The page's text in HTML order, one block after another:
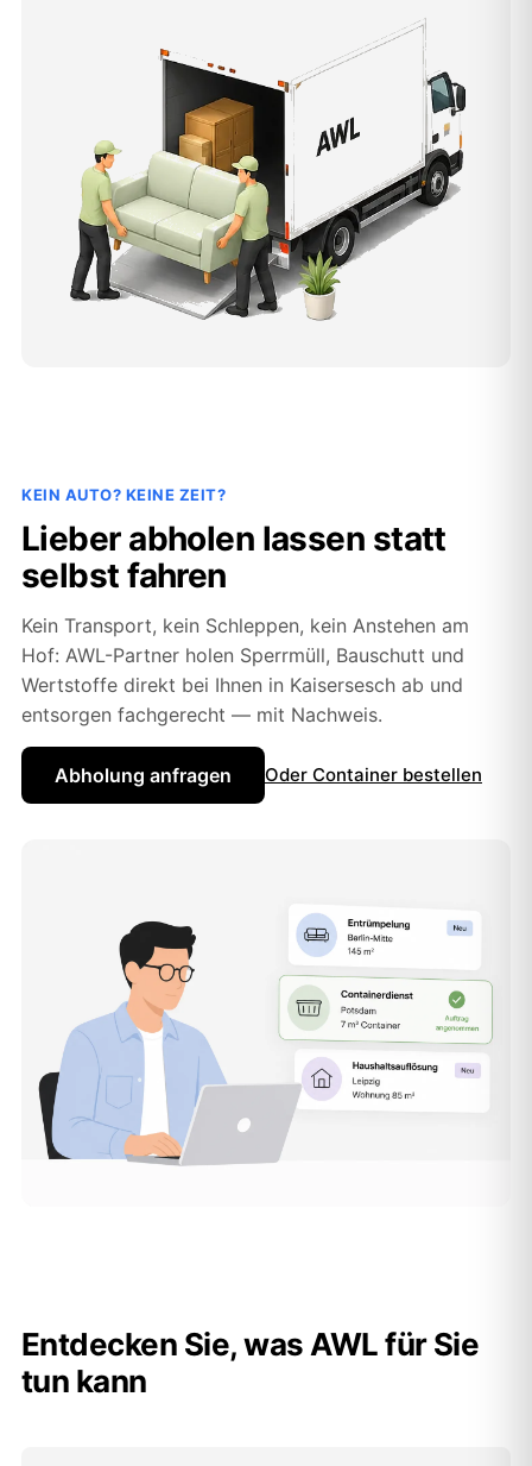
KEIN AUTO? KEINE ZEIT?
Lieber abholen lassen statt
selbst fahren
Kein Transport, kein Schleppen, kein Anstehen am
Hof: AWL-Partner holen Sperrmüll, Bauschutt und
Wertstoffe direkt bei Ihnen in Kaisersesch ab und
entsorgen fachgerecht — mit Nachweis.
Abholung anfragen Oder Container bestellen
Entdecken Sie, was AWL für Sie
tun kann